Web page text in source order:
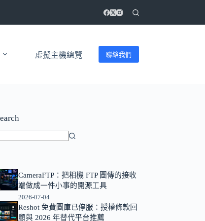
虛擬主機總覽 聯絡我們
CameraFTP：把相機 FTP 圖傳的接收
端做成一件小事的開源工具
2026-07-04
Reshot 免費圖庫已停服：授權條款回
顧與 2026 年替代平台推薦